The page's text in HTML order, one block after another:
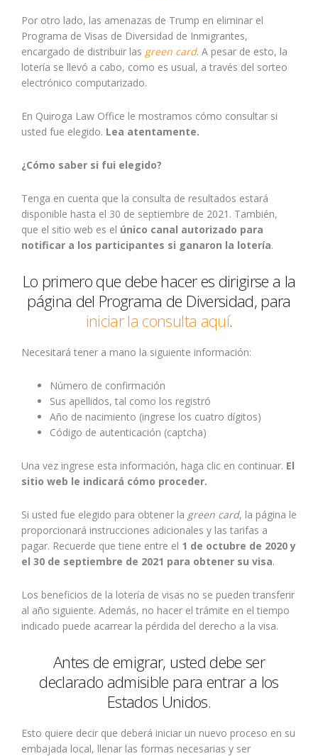
Por otro lado, las amenazas de Trump en eliminar el
Programa de Visas de Diversidad de Inmigrantes,
encargado de distribuir las green card. A pesar de esto, la
lotería se llevó a cabo, como es usual, a través del sorteo
electrónico computarizado.
En Quiroga Law Office le mostramos cómo consultar si
usted fue elegido. Lea atentamente.
¿Cómo saber si fui elegido?
Tenga en cuenta que la consulta de resultados estará
disponible hasta el 30 de septiembre de 2021. También,
que el sitio web es el único canal autorizado para
notificar a los participantes si ganaron la lotería.
Lo primero que debe hacer es dirigirse a la
página del Programa de Diversidad, para
iniciar la consulta aquí.
Necesitará tener a mano la siguiente información:
Número de confirmación
Sus apellidos, tal como los registró
Año de nacimiento (ingrese los cuatro dígitos)
Código de autenticación (captcha)
Una vez ingrese esta información, haga clic en continuar. El
sitio web le indicará cómo proceder.
Si usted fue elegido para obtener la green card, la página le
proporcionará instrucciones adicionales y las tarifas a
pagar. Recuerde que tiene entre el 1 de octubre de 2020 y
el 30 de septiembre de 2021 para obtener su visa.
Los beneficios de la lotería de visas no se pueden transferir
al año siguiente. Además, no hacer el trámite en el tiempo
indicado puede acarrear la pérdida del derecho a la visa.
Antes de emigrar, usted debe ser
declarado admisible para entrar a los
Estados Unidos.
Esto quiere decir que deberá iniciar un nuevo proceso en su
embajada local, llenar las formas necesarias y ser